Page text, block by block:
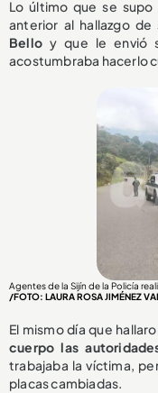
Lo último que se
anterior al hallazgo
Bello y que le envió
acostumbraba hacerlo
Agentes de la Sijín de la Policía
/FOTO: LAURA ROSA JIMÉNEZ
El mismo día que
cuerpo las
trabajaba la víctima,
placas cambiadas.